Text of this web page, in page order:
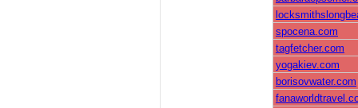
spocena.com
tagfetcher.com
yogakiev.com
borisovwater.com